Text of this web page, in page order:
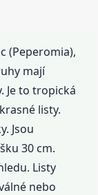
(Peperomia),
mají
Je to tropická
listy.
Jsou
30 cm.
Listy
nebo